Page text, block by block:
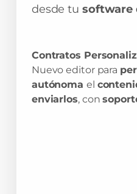
desde tu software
Contratos
Nuevo editor para
autónoma el
enviarlos, con